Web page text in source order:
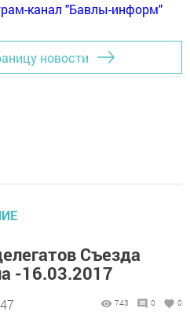
канал "Бавлы-информ"
новости
Съезда
-16.03.2017
743 0 0